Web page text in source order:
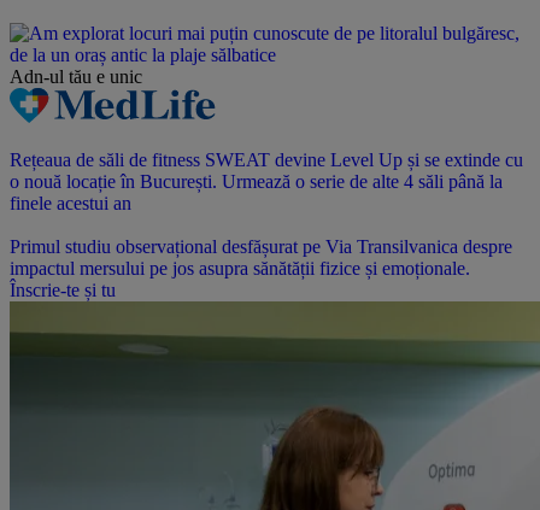
Adn-ul tău e unic
Rețeaua de săli de fitness SWEAT devine Level Up și se extinde cu
o nouă locație în București. Urmează o serie de alte 4 săli până la
finele acestui an
Primul studiu observațional desfășurat pe Via Transilvanica despre
impactul mersului pe jos asupra sănătății fizice și emoționale.
Înscrie-te și tu